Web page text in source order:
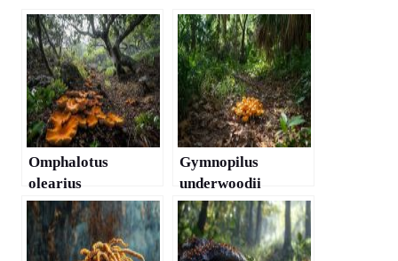
Omphalotus
olearius
Gymnopilus
underwoodii